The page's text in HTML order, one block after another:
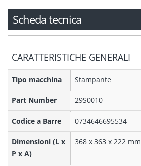
Scheda tecnica
CARATTERISTICHE GENERALI
Tipo macchina Stampante
Part Number 29S0010
Codice a Barre 0734646695534
Dimensioni (L x
P x A)
368 x 363 x 222 mm